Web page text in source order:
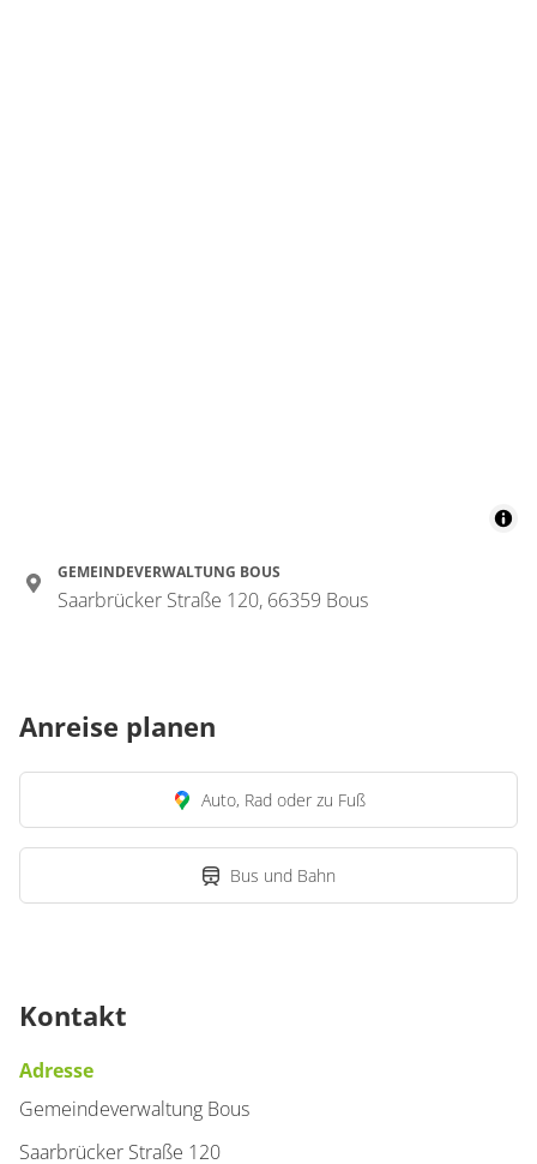
GEMEINDEVERWALTUNG BOUS
Saarbrücker Straße 120, 66359 Bous
Anreise planen
Auto, Rad oder zu Fuß
Bus und Bahn
Kontakt
Adresse
Gemeindeverwaltung Bous
Saarbrücker Straße 120